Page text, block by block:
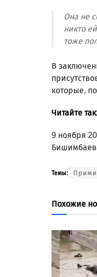
Она не
никто
тоже
В
которые,
Читайте
9 ноября
Темы:
Похожие